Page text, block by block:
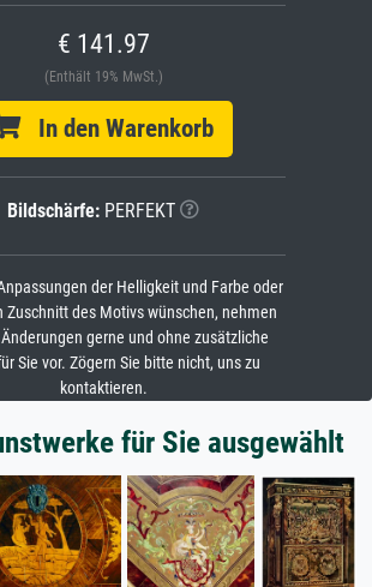
€ 141.97
(Enthält 19% MwSt.)
In den Warenkorb
Bildschärfe: PERFEKT
der Helligkeit und Farbe oder
Zuschnitt des Motivs wünschen, nehmen
gerne und ohne zusätzliche
Sie vor. Zögern Sie bitte nicht, uns zu
kontaktieren.
für Sie ausgewählt